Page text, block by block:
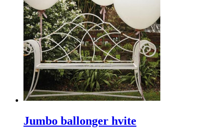
Jumbo ballonger hvite